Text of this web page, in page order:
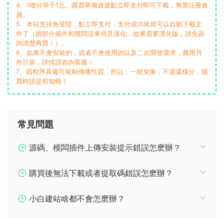
4、1積分等于1元。購買單個資源點立即支付即可下載，無需注冊會
員。
5、本站支持免登陸，點立即支付，支付成功就就可以自動下載文
件了（因部分插件和模闆沒來得及漢化，如果需要漢化版，請先咨
詢清楚再買！）。
6、如果不會安裝的，或者不會使用的以及二次開發需求，費用另
外計算，詳情請咨詢客服！
7、因程序具備可複制傳播性質，所以，一經兌換，不退還積分，購
買時請提前知曉！
常見問題
源碼、模闆插件上傳安裝提示錯誤怎麽辦？
購買後無法下載或者提取碼錯誤怎麽辦？
小白建站啥都不會怎麽辦？